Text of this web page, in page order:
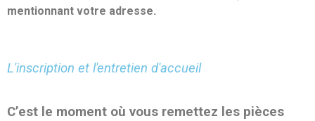
mentionnant votre adresse.
L'inscription et l'entretien d'accueil
C’est le moment où vous remettez les pièces